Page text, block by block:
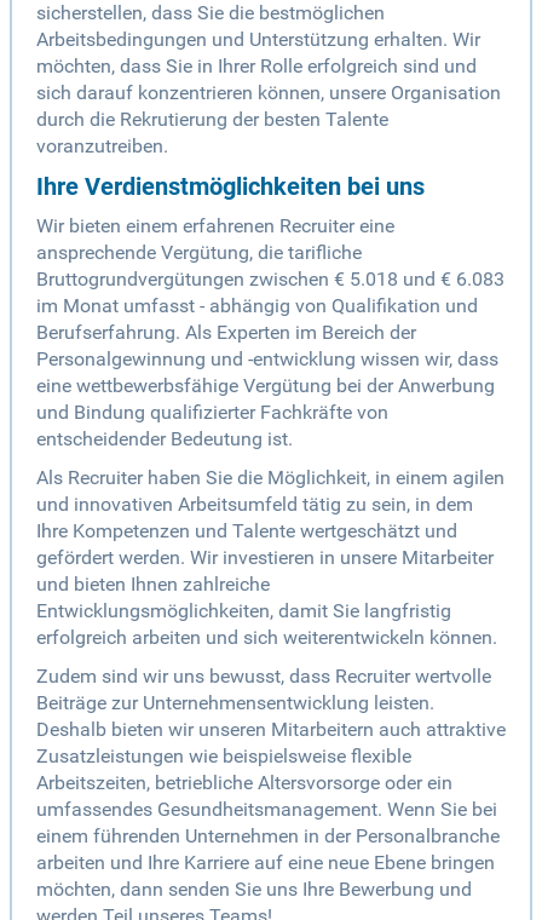
sicherstellen, dass Sie die bestmöglichen
Arbeitsbedingungen und Unterstützung erhalten. Wir
möchten, dass Sie in Ihrer Rolle erfolgreich sind und
sich darauf konzentrieren können, unsere Organisation
durch die Rekrutierung der besten Talente
voranzutreiben.
Ihre Verdienstmöglichkeiten bei uns
Wir bieten einem erfahrenen Recruiter eine
ansprechende Vergütung, die tarifliche
Bruttogrundvergütungen zwischen € 5.018 und € 6.083
im Monat umfasst - abhängig von Qualifikation und
Berufserfahrung. Als Experten im Bereich der
Personalgewinnung und -entwicklung wissen wir, dass
eine wettbewerbsfähige Vergütung bei der Anwerbung
und Bindung qualifizierter Fachkräfte von
entscheidender Bedeutung ist.
Als Recruiter haben Sie die Möglichkeit, in einem agilen
und innovativen Arbeitsumfeld tätig zu sein, in dem
Ihre Kompetenzen und Talente wertgeschätzt und
gefördert werden. Wir investieren in unsere Mitarbeiter
und bieten Ihnen zahlreiche
Entwicklungsmöglichkeiten, damit Sie langfristig
erfolgreich arbeiten und sich weiterentwickeln können.
Zudem sind wir uns bewusst, dass Recruiter wertvolle
Beiträge zur Unternehmensentwicklung leisten.
Deshalb bieten wir unseren Mitarbeitern auch attraktive
Zusatzleistungen wie beispielsweise flexible
Arbeitszeiten, betriebliche Altersvorsorge oder ein
umfassendes Gesundheitsmanagement. Wenn Sie bei
einem führenden Unternehmen in der Personalbranche
arbeiten und Ihre Karriere auf eine neue Ebene bringen
möchten, dann senden Sie uns Ihre Bewerbung und